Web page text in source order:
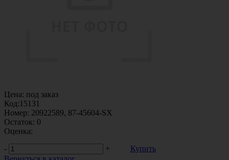
Цена: под заказ
Код:15131
Номер: 20922589, 87-45604-SX
Остаток: 0
Оценка:
-
+
Купить